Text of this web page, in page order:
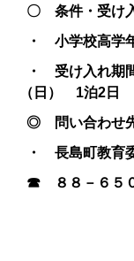
〇 条件・受け
・ 小学校高学
・ 受け入れ
（日） 1泊2日
◎ 問い合わせ
・ 長島町教育
☎ ８８－６５０